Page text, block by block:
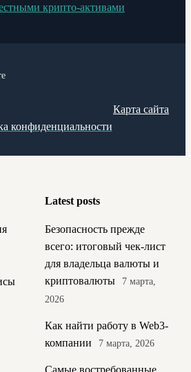
крипто-активами
Карта сайта
конфиденциальности
Latest posts
Безопасность прежде
всего: итоговый чек-лист
для владельца валюты и
криптовалюты
7 марта,
2026
Как найти работу в Web3-
компании
7 марта, 2026
Самые востребованные